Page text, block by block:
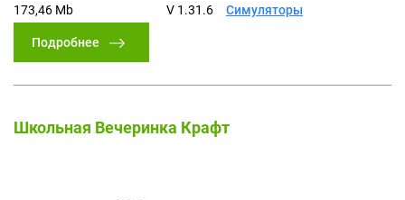
173,46 Mb V 1.31.6 Симуляторы
Подробнее
Школьная Вечеринка Крафт